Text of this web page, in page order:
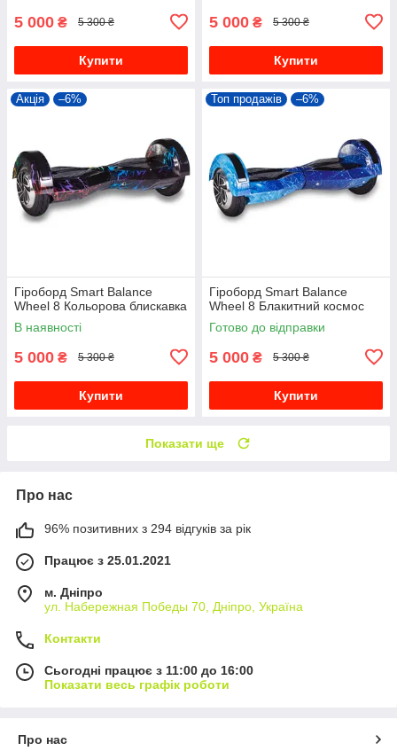
5 000 ₴ 5 300 ₴
Купити
5 000 ₴ 5 300 ₴
Купити
Акція –6%
Гіроборд Smart Balance
Wheel 8 Кольорова блискавка
В наявності
5 000 ₴ 5 300 ₴
Купити
Топ продажів –6%
Гіроборд Smart Balance
Wheel 8 Блакитний космос
Готово до відправки
5 000 ₴ 5 300 ₴
Купити
Показати ще
Про нас
96% позитивних з 294 відгуків за рік
Працює з 25.01.2021
м. Дніпро
ул. Набережная Победы 70, Дніпро, Україна
Контакти
Сьогодні працює з 11:00 до 16:00
Показати весь графік роботи
Про нас